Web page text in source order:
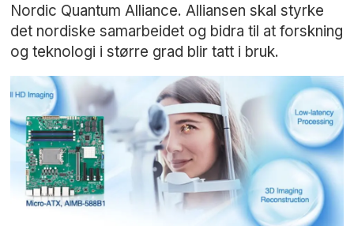
Nordic Quantum Alliance. Alliansen skal styrke
det nordiske samarbeidet og bidra til at forskning
og teknologi i større grad blir tatt i bruk.